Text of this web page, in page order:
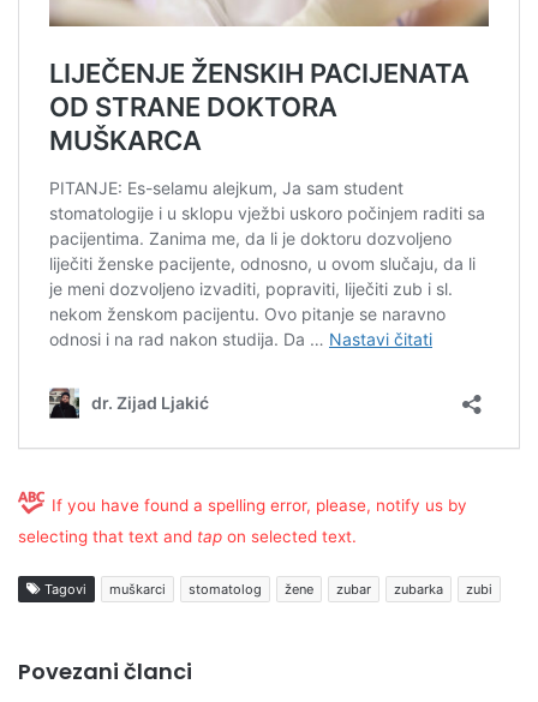
If you have found a spelling error, please, notify us by
selecting that text and tap on selected text.
Tagovi muškarci stomatolog žene zubar zubarka zubi
Povezani članci